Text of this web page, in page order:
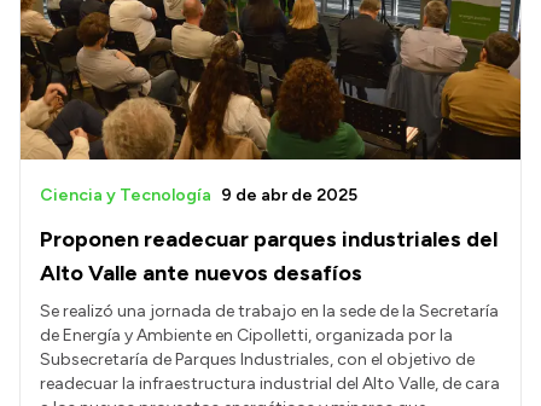
Proponen readecuar parques industriales del
Alto Valle ante nuevos desafíos
Ciencia y Tecnología 9 de abr de 2025
Se realizó una jornada de trabajo en la sede de la Secretaría
de Energía y Ambiente en Cipolletti, organizada por la
Subsecretaría de Parques Industriales, con el objetivo de
readecuar la infraestructura industrial del Alto Valle, de cara